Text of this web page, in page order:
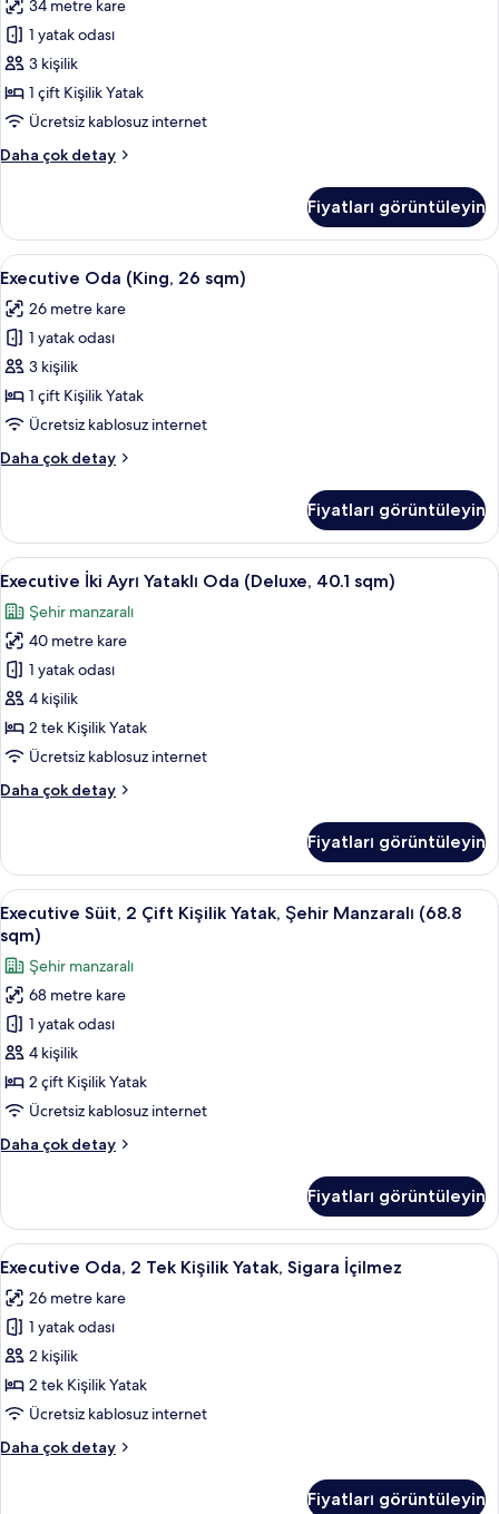
detay
34.3
sqm)
için
tüm
fotoğrafları
34 metre kare
1 yatak odası
3 kişilik
1 çift Kişilik Yatak
Ücretsiz kablosuz internet
Daha çok detay
Oda,
sqm)
hakkında
daha
detay
Fiyatları görüntüleyin
Executive
Oda
(King,
26
sqm)
için
tüm
görün
Kuştüyü yorgan, odada kasa,
28
Executive Oda (King, 26 sqm)
26 metre kare
1 yatak odası
3 kişilik
1 çift Kişilik Yatak
Ücretsiz kablosuz internet
Daha çok detay
Executive
sqm)
hakkında
daha
detay
Fiyatları görüntüleyin
Executive
İki
Ayrı
Yataklı
Oda
(Deluxe,
40.1
sqm)
tüm
Executive İki Ayrı Yataklı Oda
27
Executive İki Ayrı Yataklı Oda (Deluxe, 40.1 sqm)
Şehir manzaralı
40 metre kare
1 yatak odası
4 kişilik
2 tek Kişilik Yatak
Ücretsiz kablosuz internet
Daha çok detay
Executive
Oda
(Deluxe,
40.1
sqm)
hakkında
daha
fazla
detay
Fiyatları görüntüleyin
Executive
Süit,
2
Çift
Kişilik
Yatak,
Şehir
Manzaralı
(68.8
için
görün
Executive Süit, 2 Çift Kişilik Yatak,
27
Executive Süit, 2 Çift Kişilik Yatak, Şehir Manzaralı (68.8
sqm)
Şehir manzaralı
68 metre kare
1 yatak odası
4 kişilik
2 çift Kişilik Yatak
Ücretsiz kablosuz internet
Daha çok detay
Executive
Kişilik
Yatak,
Şehir
(68.8
sqm)
daha
fazla
detay
Fiyatları görüntüleyin
Executive
Oda,
2
Tek
Kişilik
Yatak,
Sigara
için
Executive Oda, 2 Tek Kişilik Yatak,
27
Executive Oda, 2 Tek Kişilik Yatak, Sigara İçilmez
26 metre kare
1 yatak odası
2 kişilik
2 tek Kişilik Yatak
Ücretsiz kablosuz internet
Daha çok detay
Executive
Fiyatları görüntüleyin